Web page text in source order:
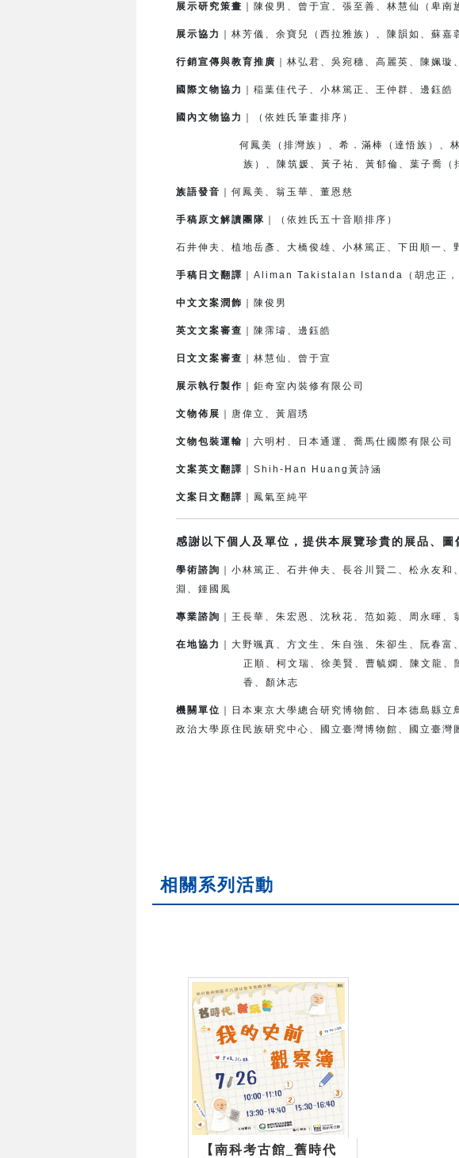
展示研究策畫 ｜陳俊男、曾于宣、張至善、林慧仙（卑南
展示協力 ｜林芳儀、余寶兒（西拉雅族）、陳韻如、蘇嘉
行銷宣傳與教育推廣 ｜林弘君、吳宛穗、高麗英、陳姵璇
國際文物協力 稲葉佳代子、小林篤正、王仲群、邊鈺皓
國內文物協力 ｜（依姓氏筆畫排序）
何鳳美（排灣族）、希．滿棒（達悟族）、林
族）、 陳筑媛、黃子祐、黃郁倫、 葉子喬（
族語發音 ｜何鳳美、翁玉華、董恩慈
手稿原文解讀團隊 ｜（依姓氏五十音順排序）
石井伸夫、植地岳彥、大橋俊雄、小林篤正、下田順一、
手稿日文翻譯 ｜Aliman Takistalan Istanda（胡忠正，
中文文案潤飾 ｜陳俊男
英文文案審查 ｜陳霈璿、邊鈺皓
日文文案審查 ｜林慧仙、曾于宣
展示執行製作 ｜鉅奇室內裝修有限公司
文物佈展 ｜唐偉立、黃眉琇
文物包裝運輸 ｜六明村、日本通運、喬馬仕國際有限公司
文案英文翻譯 ｜Shih-Han Huang黃詩涵
文案日文翻譯 ｜鳳氣至純平
感謝以下個人及單位，提供本展覽珍貴的展品、
學術諮詢 ｜小林篤正、石井伸夫、長谷川賢二、松永友和
淵、鍾國風
專業諮詢 ｜王長華、朱宏恩、沈秋花、范如菀、周永暉、
在地協力 大野颯真、方文生、朱自強、朱卻生、阮春富
正順、柯文瑞、徐美賢、曹毓嫻、陳文龍、
香、顏沐志
機關單位 ｜日本東京大學總合研究博物館、日本德島縣立
政治大學原住民族研究中心、國立臺灣博物館、國立臺灣
相關系列活動
【南科考古館_舊時代